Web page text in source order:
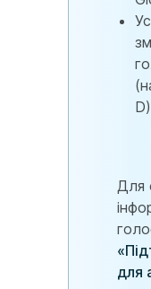
Для
для